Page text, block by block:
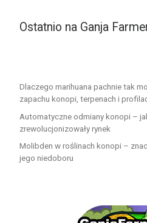
Ostatnio na Ganja
Dlaczego marihuana pachnie tak
zapachu konopi, terpenach i
Automatyczne odmiany konopi –
zrewolucjonizowały rynek
Molibden w roślinach konopi –
jego niedoboru